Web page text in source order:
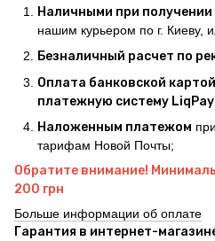
Наличными при получении
нашим курьером по г. Киеву,
Безналичный расчет по
Оплата банковской
платежную систему LiqPay
Наложенным платежом
тарифам Новой Почты;
Обратите внимание!
200 грн
Больше информации об оплате
Гарантия в интернет-